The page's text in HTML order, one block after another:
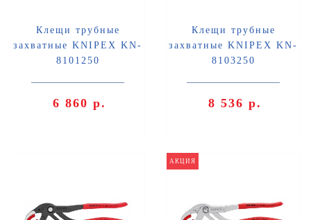
Клещи трубные
захватные KNIPEX KN-
8101250
6 860 р.
Клещи трубные
захватные KNIPEX KN-
8103250
8 536 р.
АКЦИЯ